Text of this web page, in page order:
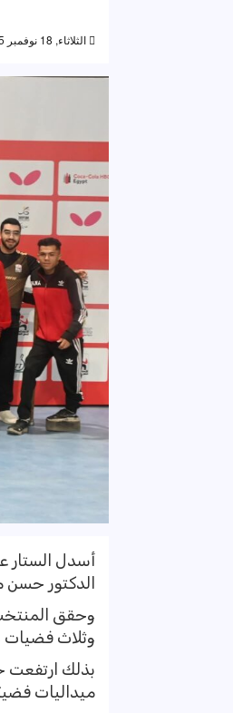
الثلاثاء, 18 نوفمبر 2025, 11:22 م
أسدل الستار
الدكتور حسن
وثلاث فضيات
ميداليات